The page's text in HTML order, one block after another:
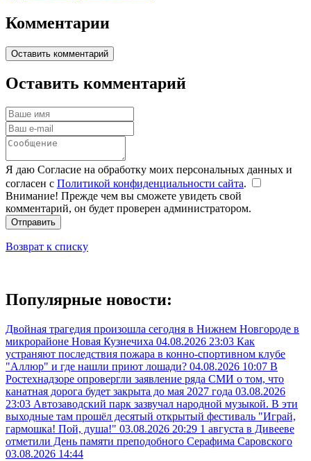
Комментарии
Оставить комментарий
Оставить комментарий
Я даю Согласие на обработку моих персональных данных и
согласен с Политикой конфиденциальности сайта.
Внимание! Прежде чем вы сможете увидеть свой
комментарий, он будет проверен администратором.
Отправить
Возврат к списку
Популярные новости:
Двойная трагедия произошла сегодня в Нижнем Новгороде в
микрорайоне Новая Кузнечиха 04.08.2026 23:03 Как
устраняют последствия пожара в конно-спортивном клубе
"Аллюр" и где нашли приют лошади? 04.08.2026 10:07 В
Ростехнадзоре опровергли заявление ряда СМИ о том, что
канатная дорога будет закрыта до мая 2027 года 03.08.2026
23:03 Автозаводский парк зазвучал народной музыкой. В эти
выходные там прошёл десятый открытый фестиваль "Играй,
гармошка! Пой, душа!" 03.08.2026 20:29 1 августа в Дивееве
отметили День памяти преподобного Серафима Саровского
03.08.2026 14:44